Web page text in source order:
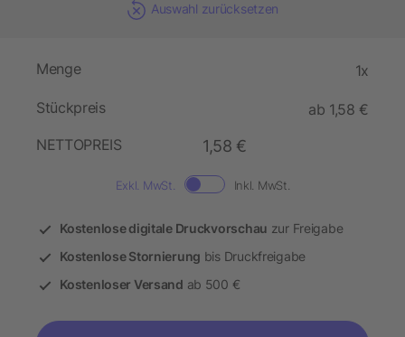
Auswahl zurücksetzen
Menge 1x
Stückpreis
ab 1,58 €
NETTOPREIS
1,58 €
Exkl. MwSt. Inkl. MwSt.
Kostenlose digitale Druckvorschau zur Freigabe
Kostenlose Stornierung bis Druckfreigabe
Kostenloser Versand ab 500 €